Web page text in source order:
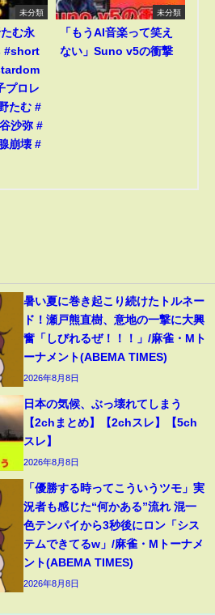
未分類
む永
#short
プロレ
たむ #
沙弥 #
崩壊 #
未分類
「もうAI音楽って笑え
ない」Suno v5の衝撃
暑い夏に巻き起こり続けたトルネー
ド！瀬戸熊直樹、意地の一撃に大興
奮「しびれるぜ！！！」/麻雀・Mト
ーナメント(ABEMA TIMES)
2026年8月8日
日本の気候、ぶっ壊れてしまう
【2chまとめ】【2chスレ】【5ch
スレ】
2026年8月8日
「優勝する時ってこういうツモ」実
況者も感じた“何かある”流れ 混一
色テンパイから3秒後にロン「シス
テムできてるw」/麻雀・Mトーナメ
ント(ABEMA TIMES)
2026年8月8日